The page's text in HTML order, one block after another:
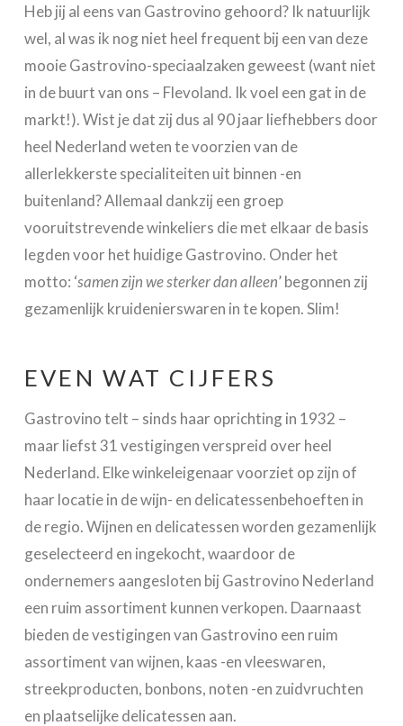
Heb jij al eens van Gastrovino gehoord? Ik natuurlijk
wel, al was ik nog niet heel frequent bij een van deze
mooie Gastrovino-speciaalzaken geweest (want niet
in de buurt van ons – Flevoland. Ik voel een gat in de
markt!). Wist je dat zij dus al 90 jaar liefhebbers door
heel Nederland weten te voorzien van de
allerlekkerste specialiteiten uit binnen -en
buitenland? Allemaal dankzij een groep
vooruitstrevende winkeliers die met elkaar de basis
legden voor het huidige Gastrovino. Onder het
motto: ‘samen zijn we sterker dan alleen’ begonnen zij
gezamenlijk kruidenierswaren in te kopen. Slim!
EVEN WAT CIJFERS
Gastrovino telt – sinds haar oprichting in 1932 –
maar liefst 31 vestigingen verspreid over heel
Nederland. Elke winkeleigenaar voorziet op zijn of
haar locatie in de wijn- en delicatessenbehoeften in
de regio. Wijnen en delicatessen worden gezamenlijk
geselecteerd en ingekocht, waardoor de
ondernemers aangesloten bij Gastrovino Nederland
een ruim assortiment kunnen verkopen. Daarnaast
bieden de vestigingen van Gastrovino een ruim
assortiment van wijnen, kaas -en vleeswaren,
streekproducten, bonbons, noten -en zuidvruchten
en plaatselijke delicatessen aan.